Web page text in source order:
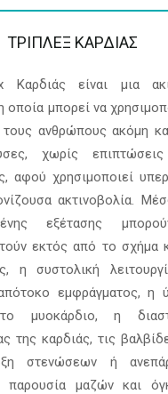
TΡΙΠΛΕΞ ΚΑΡΔΙΑΣ
Καρδιάς είναι μια
οποία μπορεί να
ανθρώπους ακόμη
χωρίς
αφού χρησιμοποιεί
ακτινοβολία.
εξέτασης
εκτός από το σχήμα
η συστολική
εμφράγματος, η
μυοκάρδιο, η
της καρδιάς, τις
στενώσεων ή
παρουσία μαζών και